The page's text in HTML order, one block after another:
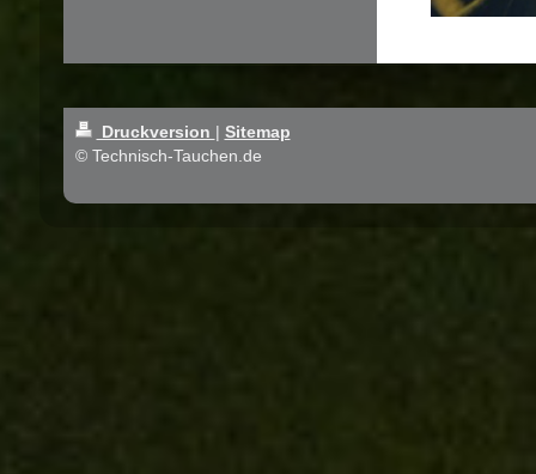
Druckversion | Sitemap
© Technisch-Tauchen.de